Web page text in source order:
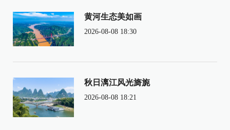
黄河生态美如画
2026-08-08 18:30
秋日漓江风光旖旎
2026-08-08 18:21